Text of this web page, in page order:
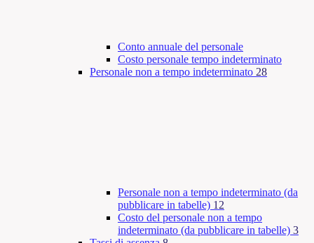
Conto annuale del personale
Costo personale tempo indeterminato
Personale non a tempo indeterminato 28
Personale non a tempo indeterminato (da
pubblicare in tabelle) 12
Costo del personale non a tempo
indeterminato (da pubblicare in tabelle) 3